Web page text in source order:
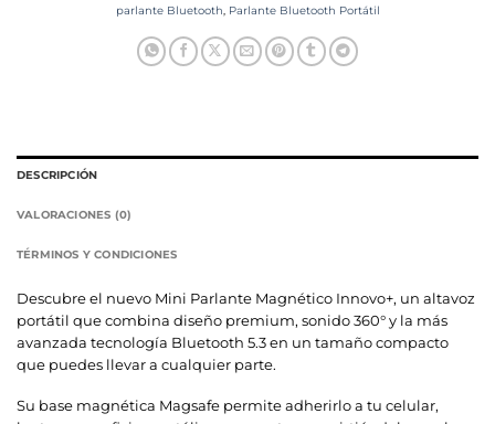
parlante Bluetooth, Parlante Bluetooth Portátil
DESCRIPCIÓN
VALORACIONES (0)
TÉRMINOS Y CONDICIONES
Descubre el nuevo Mini Parlante Magnético Innovo+, un altavoz
portátil que combina diseño premium, sonido 360° y la más
avanzada tecnología Bluetooth 5.3 en un tamaño compacto
que puedes llevar a cualquier parte.
Su base magnética Magsafe permite adherirlo a tu celular,